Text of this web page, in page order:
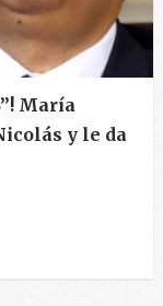
María
y le da